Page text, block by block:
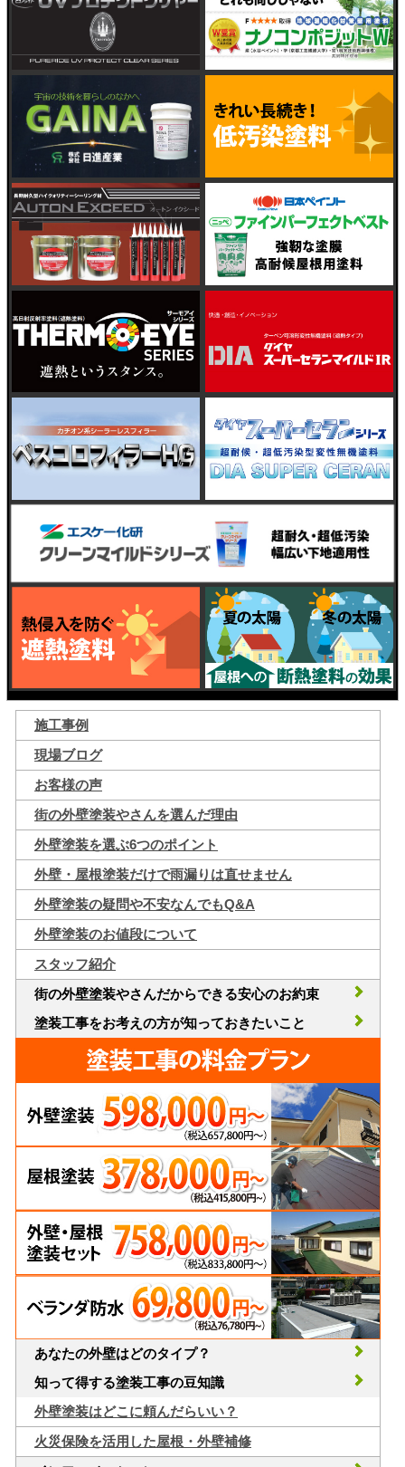
施工事例
現場ブログ
お客様の声
街の外壁塗装やさんを選んだ理由
外壁塗装を選ぶ6つのポイント
外壁・屋根塗装だけで雨漏りは直せません
外壁塗装の疑問や不安なんでもQ&A
外壁塗装のお値段について
スタッフ紹介
街の外壁塗装やさんだからできる安心のお約束
塗装工事をお考えの方が知っておきたいこと
あなたの外壁はどのタイプ？
知って得する塗装工事の豆知識
外壁塗装はどこに頼んだらいい？
火災保険を活用した屋根・外壁補修